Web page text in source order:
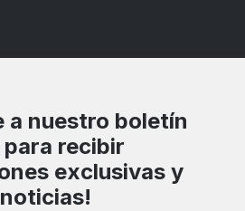
a nuestro boletín
recibir
exclusivas y